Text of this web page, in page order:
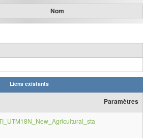
Nom
Liens existants
Paramètres